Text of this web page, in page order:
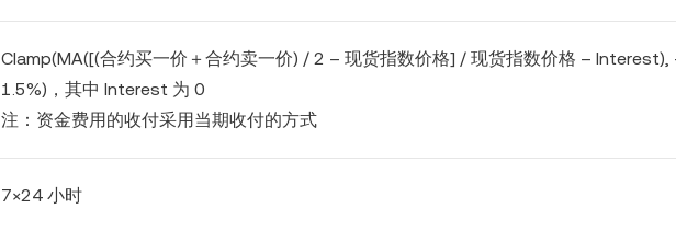
Clamp(MA([(合约买一价＋合约卖一价) / 2 – 现货指数价格] / 现货指数价格 – Interest),
1.5%)，其中 Interest 为 0
注：资金费用的收付采用当期收付的方式
7×24 小时